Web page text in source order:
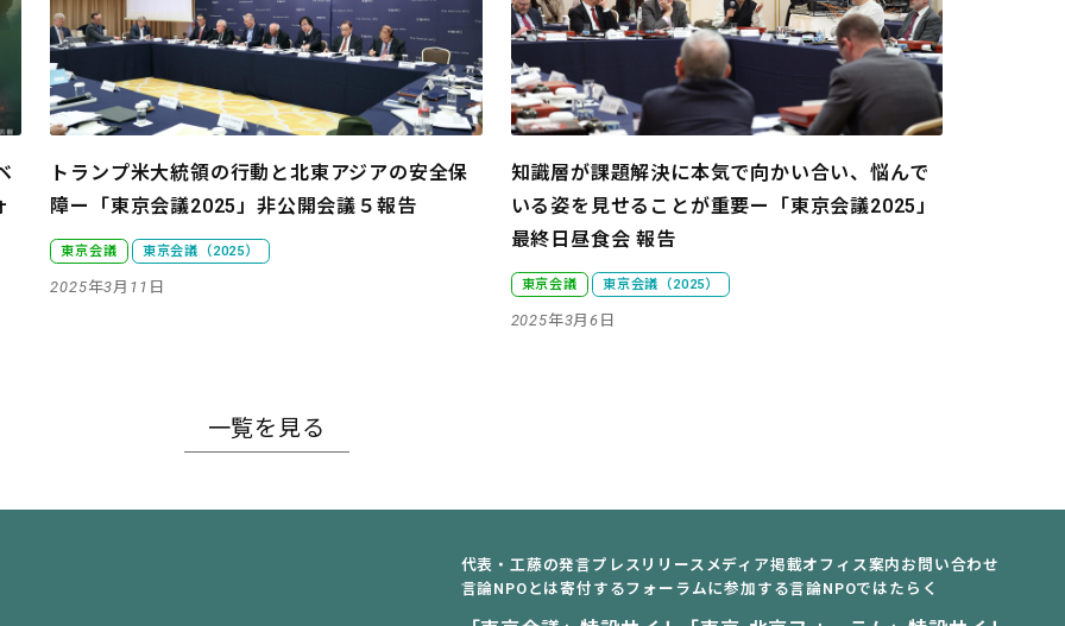
トランプ米大統領の行動と北東アジアの安全保
障ー「東京会議2025」非公開会議５報告
東京会議 東京会議（2025）
2025年3月11日
知識層が課題解決に本気で向かい合い、悩んで
いる姿を見せることが重要ー「東京会議2025」
最終日昼食会 報告
東京会議 東京会議（2025）
2025年3月6日
一覧を見る
代表・工藤の発言 プレスリリース メディア掲載オフィス案内 お問い合わせ
言論NPOとは寄付するフォーラムに参加する言論NPOではたらく